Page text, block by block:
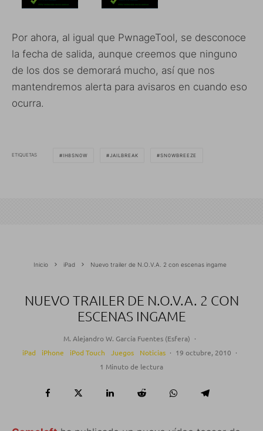
Por ahora, al igual que PwnageTool, se desconoce
la fecha de salida, aunque creemos que ninguno
de los dos se demorará mucho, así que nos
mantendremos alerta para avisaros en cuando eso
ocurra.
ETIQUETAS IH8SN0W JAILBREAK SN0WBREEZE
Inicio iPad Nuevo trailer de N.O.V.A. 2 con escenas ingame
NUEVO TRAILER DE N.O.V.A. 2 CON
ESCENAS INGAME
M. Alejandro W. García Fuentes (Esfera) ·
iPad
iPhone iPod Touch Juegos Noticias · 19 octubre, 2010 ·
1 Minuto de lectura